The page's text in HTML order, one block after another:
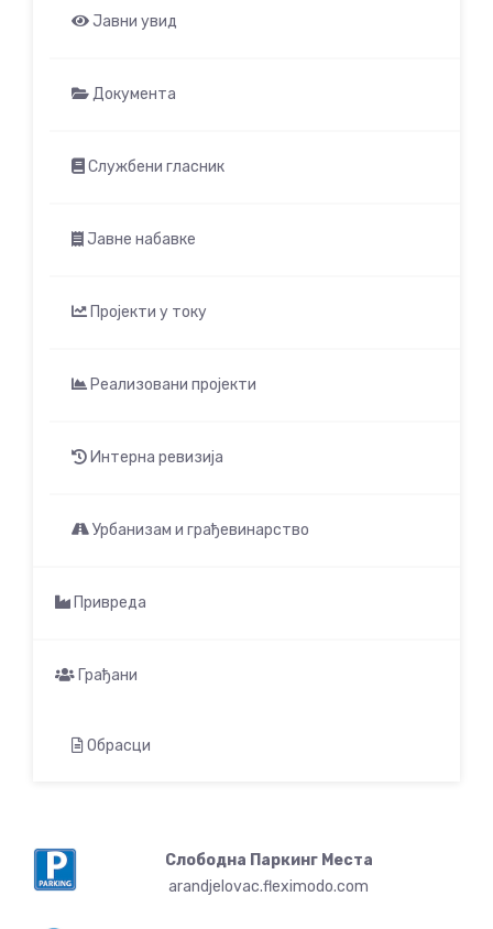
Јавни увид
Документа
Службени гласник
Јавне набавке
Пројекти у току
Реализовани пројекти
Интерна ревизија
Урбанизам и грађевинарство
Привреда
Грађани
Обрасци
Слободна Паркинг Места
arandjelovac.fleximodo.com